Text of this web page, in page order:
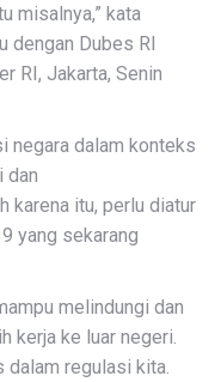
misalnya,” kata
dengan Dubes RI
RI, Jakarta, Senin
negara dalam konteks
dan
karena itu, perlu diatur
yang sekarang
melindungi dan
kerja ke luar negeri.
regulasi kita.